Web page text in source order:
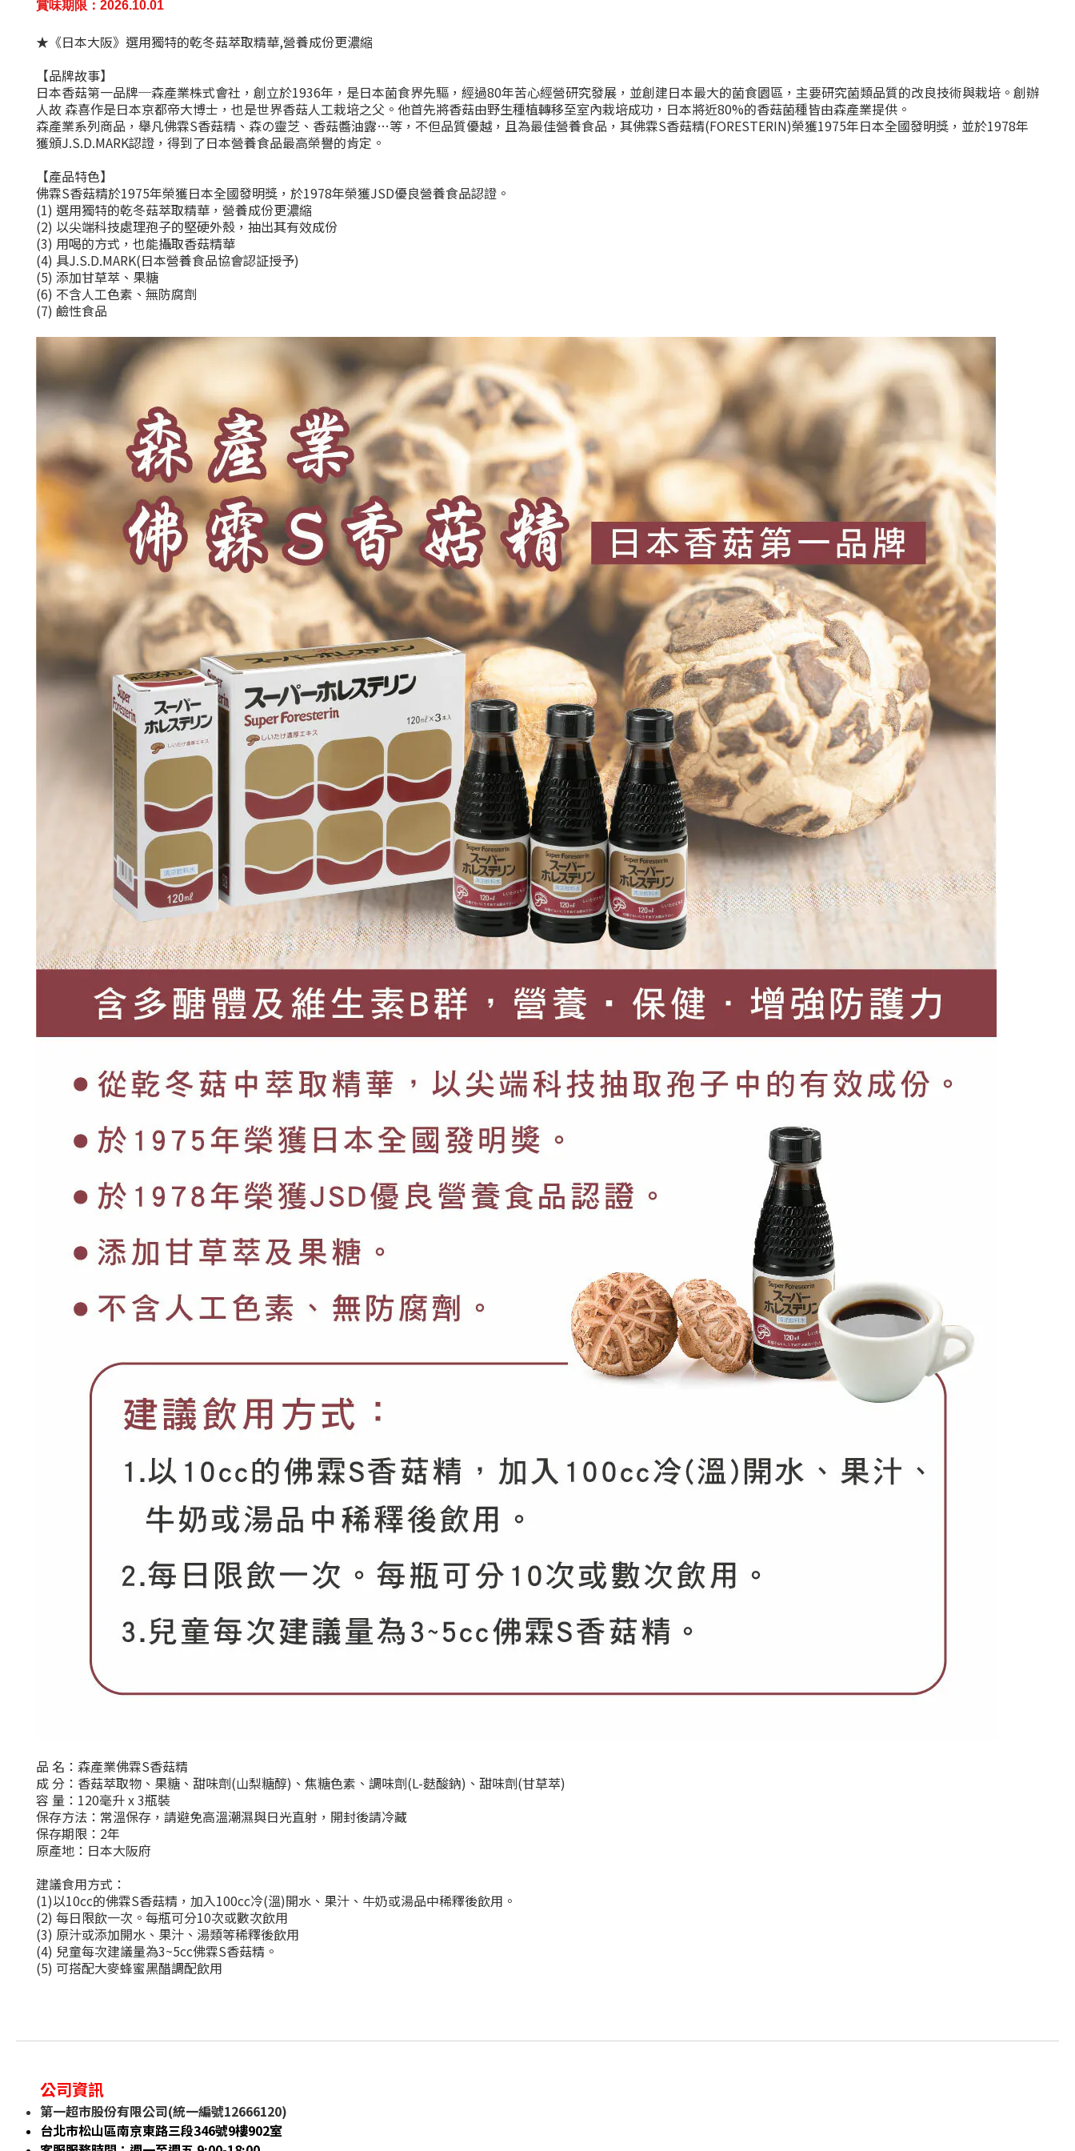
賞味期限： 2026.10.01
★《日本大阪》選用獨特的乾冬菇萃取精華,營養成份更濃縮
【品牌故事】
日本香菇第一品牌─森產業株式會社，創立於1936年，是日本菌食界先驅，經過80年苦心經營研究發展，並創建日本最大的菌食園區，主要研究菌類品質的改良技術與栽培。創辦
人故 森喜作是日本京都帝大博士，也是世界香菇人工栽培之父。他首先將香菇由野生種植轉移至室內栽培成功，日本將近80%的香菇菌種皆由森產業提供。
森產業系列商品，舉凡佛霖S香菇精、森の靈芝、香菇醬油露…等，不但品質優越，且為最佳營養食品，其佛霖S香菇精(FORESTERIN)榮獲1975年日本全國發明獎，並於1978年
獲頒J.S.D.MARK認證，得到了日本營養食品最高榮譽的肯定。
【產品特色】
佛霖S香菇精於1975年榮獲日本全國發明獎，於1978年榮獲JSD優良營養食品認證。
(1) 選用獨特的乾冬菇萃取精華，營養成份更濃縮
(2) 以尖端科技處理孢子的堅硬外殼，抽出其有效成份
(3) 用喝的方式，也能攝取香菇精華
(4) 具J.S.D.MARK(日本營養食品協會認証授予)
(5) 添加甘草萃、果糖
(6) 不含人工色素、無防腐劑
(7) 鹼性食品
品 名：森產業佛霖S香菇精
成 分：香菇萃取物、果糖、甜味劑(山梨糖醇)、焦糖色素、調味劑(L-麩酸鈉)、甜味劑(甘草萃)
容 量：120毫升 x 3瓶裝
保存方法：常溫保存，請避免高溫潮濕與日光直射，開封後請冷藏
保存期限：2年
原產地：日本大阪府
建議食用方式：
(1)以10cc的佛霖S香菇精，加入100cc冷(溫)開水、果汁、牛奶或湯品中稀釋後飲用。
(2) 每日限飲一次。每瓶可分10次或數次飲用
(3) 原汁或添加開水、果汁、湯類等稀釋後飲用
(4) 兒童每次建議量為3~5cc佛霖S香菇精。
(5) 可搭配大麥蜂蜜黑醋調配飲用
公司資訊
第一超市股份有限公司(統一編號12666120)
台北市松山區南京東路三段346號9樓902室